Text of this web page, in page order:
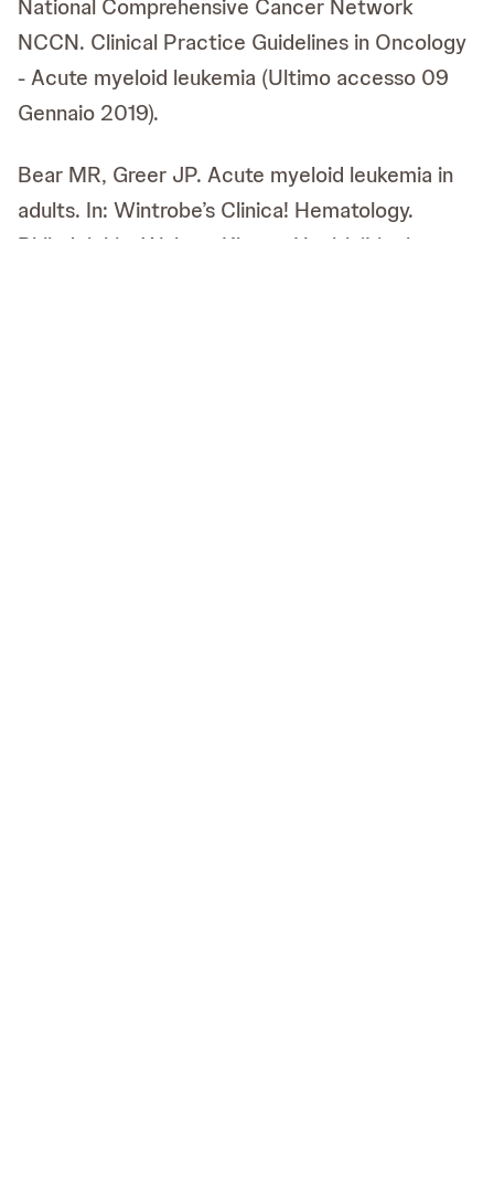
National Comprehensive Cancer Network
NCCN. Clinical Practice Guidelines in Oncology
- Acute myeloid leukemia (Ultimo accesso 09
Gennaio 2019).
Bear MR, Greer JP. Acute myeloid leukemia in
adults. In: Wintrobe’s Clinica! Hematology.
Philadelphia: Wolters Kluwer Health/Lippincott